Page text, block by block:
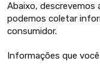
Abaixo, descrevemos
podemos coletar
consumidor.
Informações que